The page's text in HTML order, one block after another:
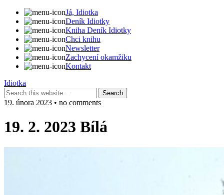
Já, Idiotka
Deník Idiotky
Kniha Deník Idiotky
Chci knihu
Newsletter
Zachycení okamžiku
Kontakt
Idiotka
19. února 2023 • no comments
19. 2. 2023 Bílá